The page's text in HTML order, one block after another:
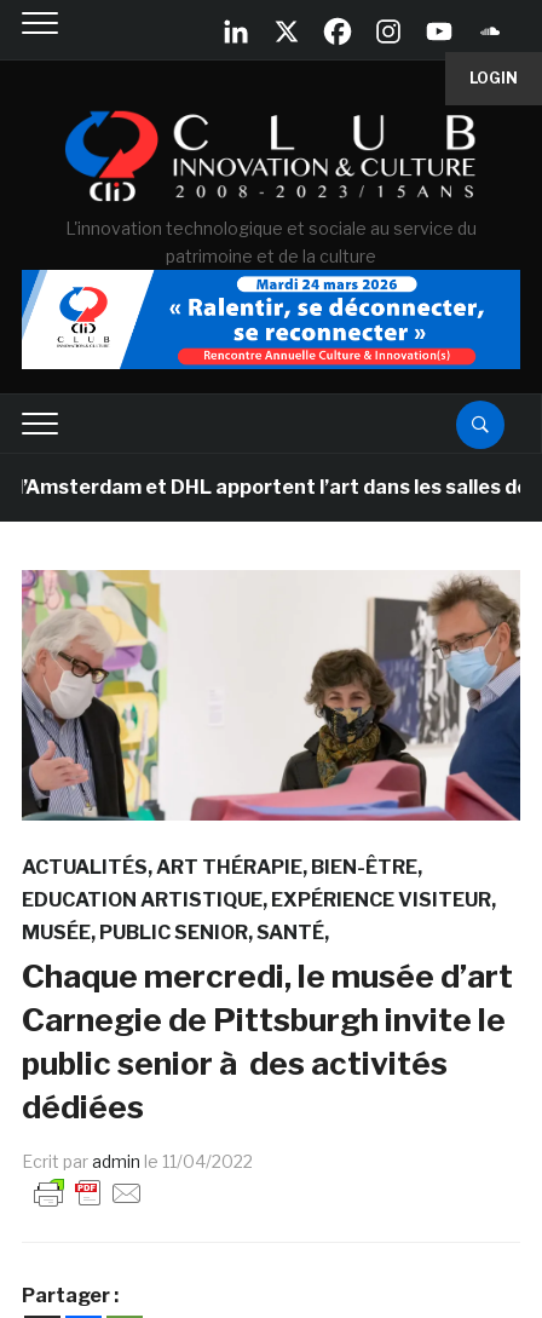
LOGIN
L'innovation technologique et sociale au service du
patrimoine et de la culture
et DHL apportent l’art dans les salles de classe
ACTUALITÉS ART THÉRAPIE BIEN-ÊTRE
EDUCATION ARTISTIQUE EXPÉRIENCE VISITEUR
MUSÉE PUBLIC SENIOR SANTÉ
Chaque mercredi, le musée d’art
Carnegie de Pittsburgh invite le
public senior à des activités
dédiées
Ecrit paradmin le 11/04/2022
Partager :